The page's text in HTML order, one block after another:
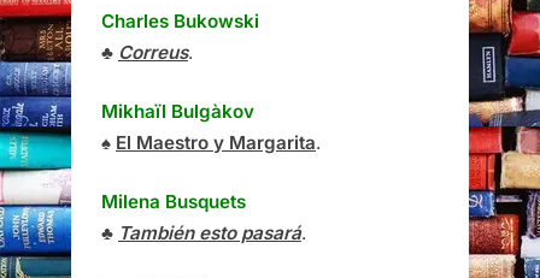
Charles Bukowski
♣ Correus.
Mikhaïl Bulgàkov
♠ El Maestro y Margarita.
Milena Busquets
♣ También esto pasará.